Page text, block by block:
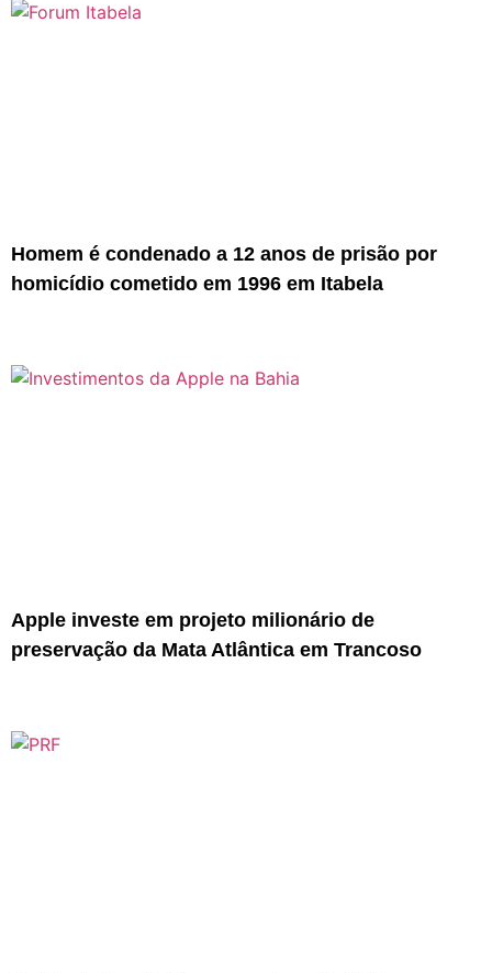
Homem é condenado a 12 anos de prisão por
homicídio cometido em 1996 em Itabela
Apple investe em projeto milionário de
preservação da Mata Atlântica em Trancoso